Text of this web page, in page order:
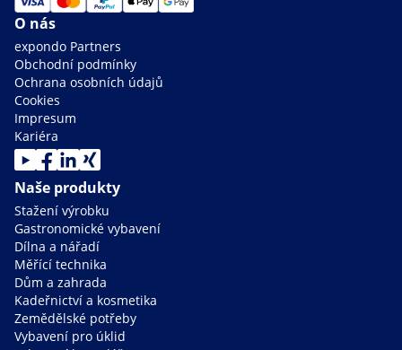
O nás
expondo Partners
Obchodní podmínky
Ochrana osobních údajů
Cookies
Impresum
Kariéra
Naše produkty
Stažení výrobku
Gastronomické vybavení
Dílna a nářadí
Měřící technika
Dům a zahrada
Kadeřnictví a kosmetika
Zemědělské potřeby
Vybavení pro úklid